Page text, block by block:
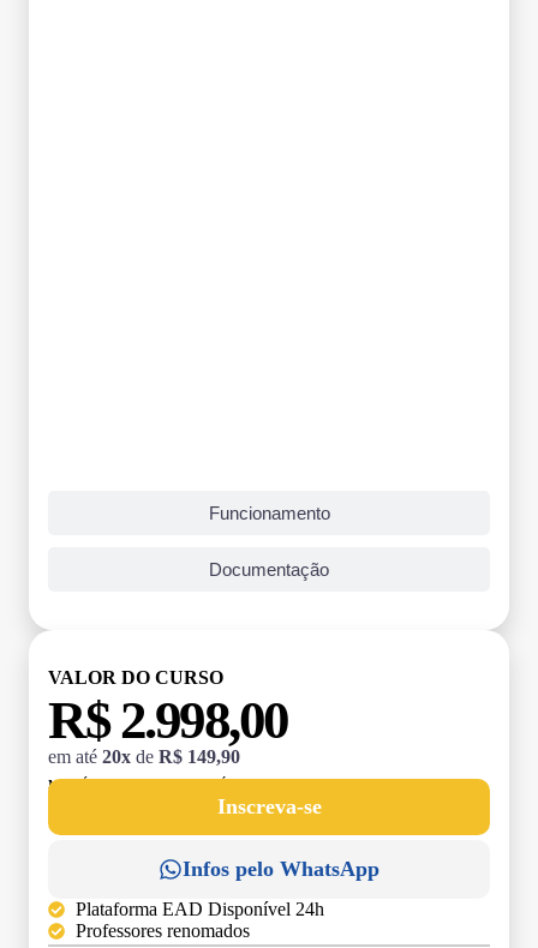
Funcionamento
Documentação
VALOR DO CURSO
R$ 2.998,00
em até 20x de R$ 149,90
MATRÍCULA:
Inscreva-se
Infos pelo WhatsApp
Plataforma EAD Disponível 24h
Professores renomados